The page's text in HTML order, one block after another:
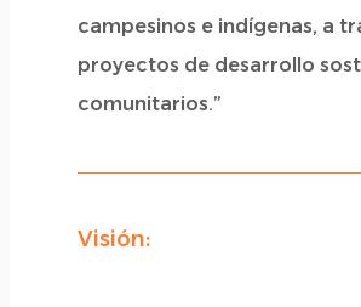
campesinos e indígenas, a
proyectos de desarrollo
comunitarios.”
Visión: